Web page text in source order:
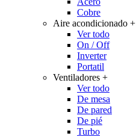
Cobre
Aire acondicionado +
Ver todo
On / Off
Inverter
Portatil
Ventiladores +
Ver todo
De mesa
De pared
De pié
Turbo